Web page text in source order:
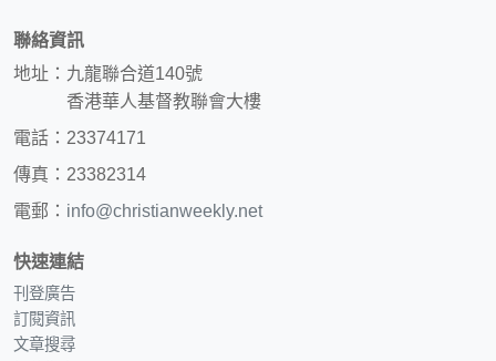
聯絡資訊
地址：九龍聯合道140號
香港華人基督教聯會大樓
電話：23374171
傳真：23382314
電郵： info@christianweekly.net
快速連結
刊登廣告
訂閱資訊
文章搜尋